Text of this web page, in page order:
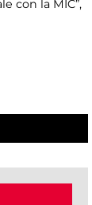
con la MIC”,